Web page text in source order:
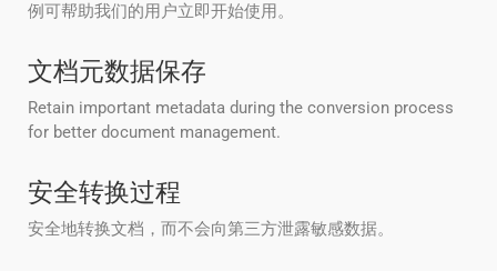
例可帮助我们的用户立即开始使用。
文档元数据保存
Retain important metadata during the conversion process
for better document management.
安全转换过程
安全地转换文档，而不会向第三方泄露敏感数据。